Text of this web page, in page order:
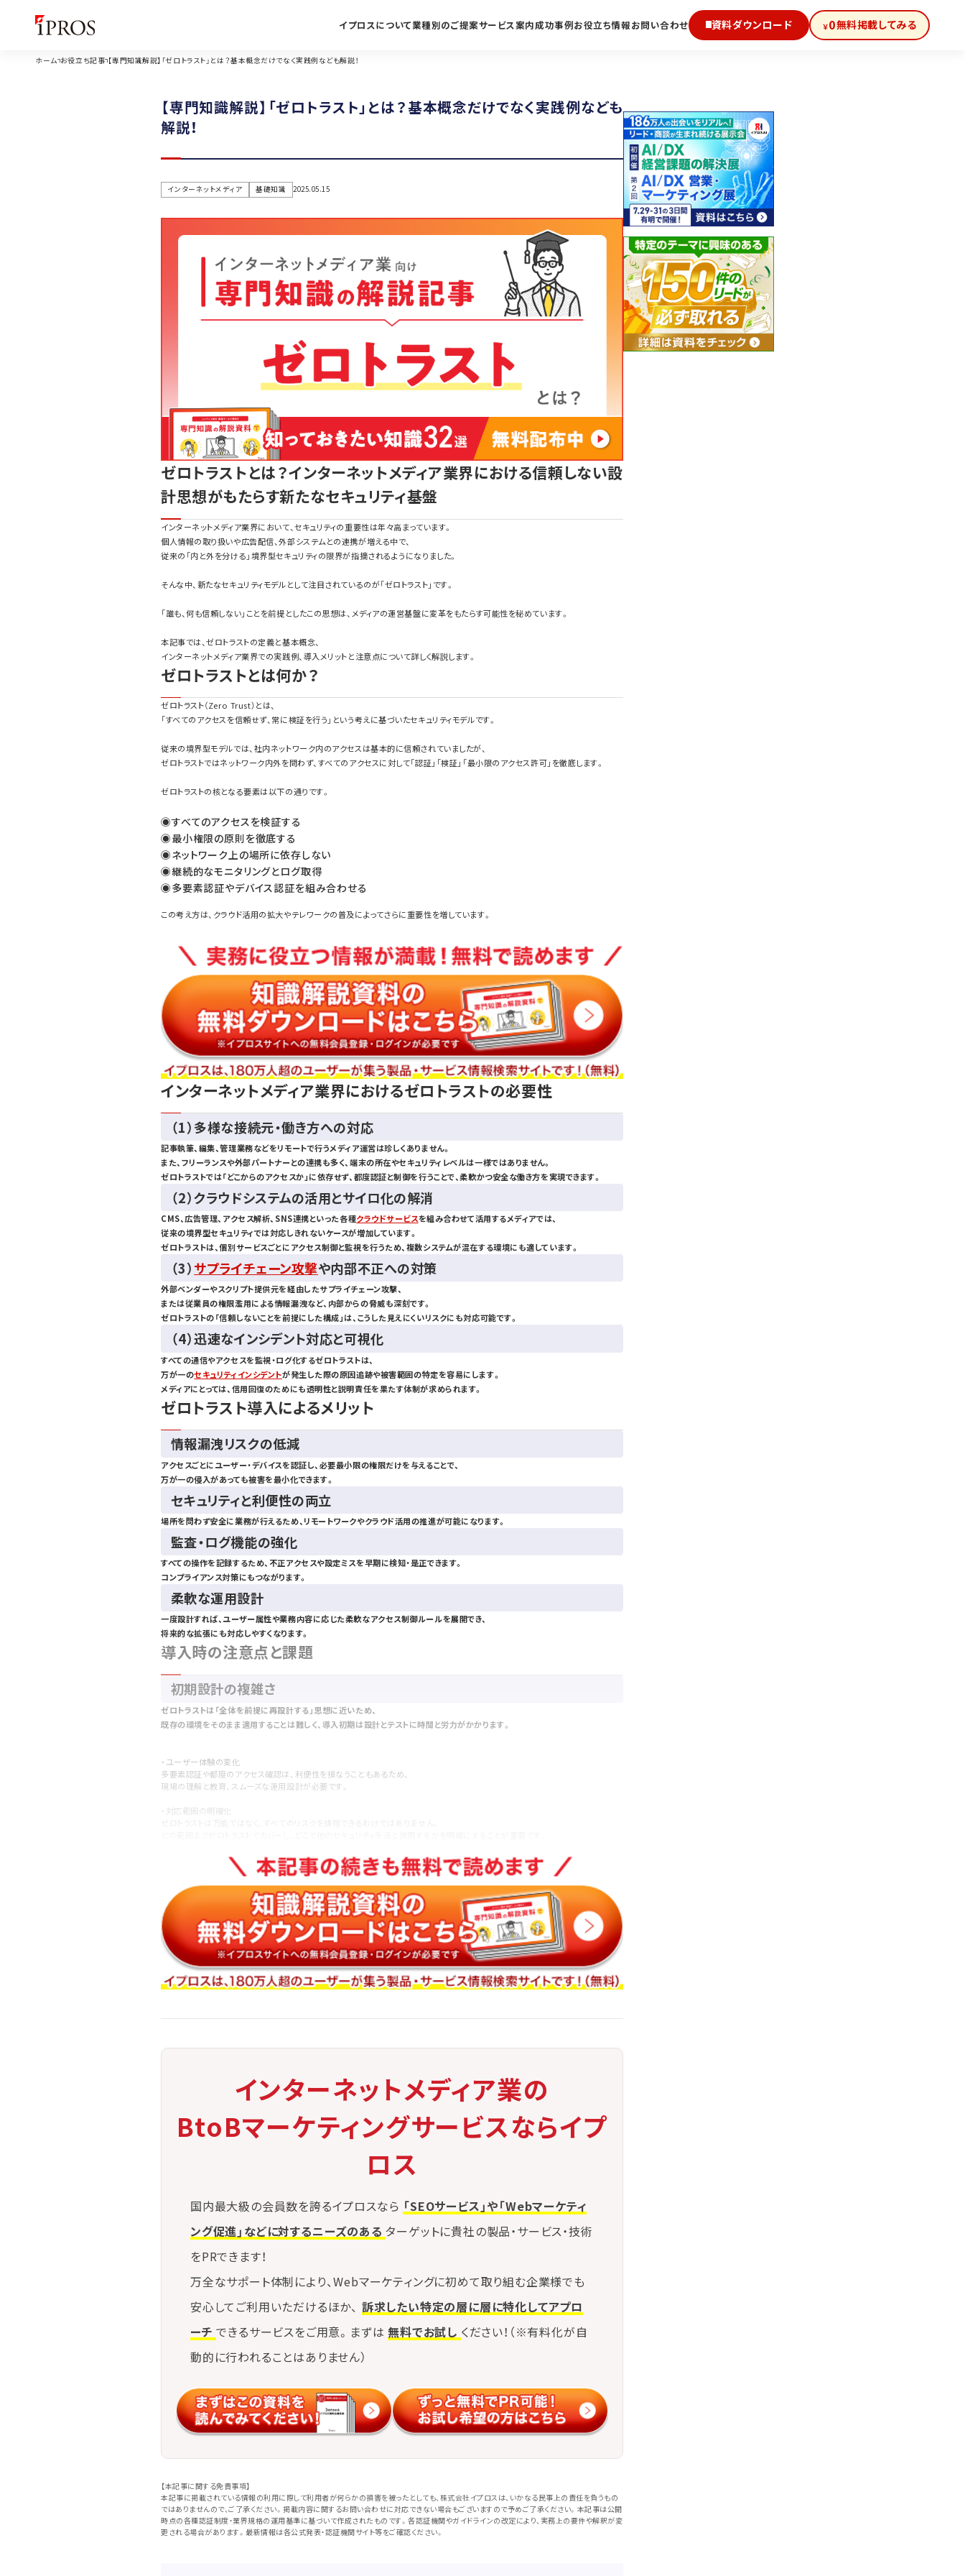
イプロスについて業種別のご提案サービス案内成功事例お役立ち情報お問い合わせ 資料ダウンロード ￥0無料掲載してみる
ホーム お役立ち記事 【専門知識解説】「ゼロトラスト」とは？基本概念だけでなく実践例なども解説！
【専門知識解説】「ゼロトラスト」とは？基本概念だけでなく実践例なども
解説！
インターネットメディア 基礎知識 2025.05.15
ゼロトラストとは？インターネットメディア業界における信頼しない設
計思想がもたらす新たなセキュリティ基盤
インターネットメディア業界において、セキュリティの重要性は年々高まっています。
個人情報の取り扱いや広告配信、外部システムとの連携が増える中で、
従来の「内と外を分ける」境界型セキュリティの限界が指摘されるようになりました。
そんな中、新たなセキュリティモデルとして注目されているのが「ゼロトラスト」です。
「誰も、何も信頼しない」ことを前提としたこの思想は、メディアの運営基盤に変革をもたらす可能性を秘めています。
本記事では、ゼロトラストの定義と基本概念、
インターネットメディア業界での実践例、導入メリットと注意点について詳しく解説します。
ゼロトラストとは何か？
ゼロトラスト（Zero Trust）とは、
「すべてのアクセスを信頼せず、常に検証を行う」という考えに基づいたセキュリティモデルです。
従来の境界型モデルでは、社内ネットワーク内のアクセスは基本的に信頼されていましたが、
ゼロトラストではネットワーク内外を問わず、すべてのアクセスに対して「認証」「検証」「最小限のアクセス許可」を徹底します。
ゼロトラストの核となる要素は以下の通りです。
◉すべてのアクセスを検証する
◉最小権限の原則を徹底する
◉ネットワーク上の場所に依存しない
◉継続的なモニタリングとログ取得
◉多要素認証やデバイス認証を組み合わせる
この考え方は、クラウド活用の拡大やテレワークの普及によってさらに重要性を増しています。
インターネットメディア業界におけるゼロトラストの必要性
（1）多様な接続元・働き方への対応
記事執筆、編集、管理業務などをリモートで行うメディア運営は珍しくありません。
また、フリーランスや外部パートナーとの連携も多く、端末の所在やセキュリティレベルは一様ではありません。
ゼロトラストでは「どこからのアクセスか」に依存せず、都度認証と制御を行うことで、柔軟かつ安全な働き方を実現できます。
（2）クラウドシステムの活用とサイロ化の解消
CMS、広告管理、アクセス解析、SNS連携といった各種クラウドサービスを組み合わせて活用するメディアでは、
従来の境界型セキュリティでは対応しきれないケースが増加しています。
ゼロトラストは、個別サービスごとにアクセス制御と監視を行うため、複数システムが混在する環境にも適しています。
（3）サプライチェーン攻撃や内部不正への対策
外部ベンダーやスクリプト提供元を経由したサプライチェーン攻撃、
または従業員の権限濫用による情報漏洩など、内部からの脅威も深刻です。
ゼロトラストの「信頼しないことを前提にした構成」は、こうした見えにくいリスクにも対応可能です。
（4）迅速なインシデント対応と可視化
すべての通信やアクセスを監視・ログ化するゼロトラストは、
万が一のセキュリティインシデントが発生した際の原因追跡や被害範囲の特定を容易にします。
メディアにとっては、信用回復のためにも透明性と説明責任を果たす体制が求められます。
ゼロトラスト導入によるメリット
情報漏洩リスクの低減
アクセスごとにユーザー・デバイスを認証し、必要最小限の権限だけを与えることで、
万が一の侵入があっても被害を最小化できます。
セキュリティと利便性の両立
場所を問わず安全に業務が行えるため、リモートワークやクラウド活用の推進が可能になります。
監査・ログ機能の強化
すべての操作を記録するため、不正アクセスや設定ミスを早期に検知・是正できます。
コンプライアンス対策にもつながります。
柔軟な運用設計
一度設計すれば、ユーザー属性や業務内容に応じた柔軟なアクセス制御ルールを展開でき、
将来的な拡張にも対応しやすくなります。
導入時の注意点と課題
初期設計の複雑さ
ゼロトラストは「全体を前提に再設計する」思想に近いため、
既存の環境をそのまま適用することは難しく、導入初期は設計とテストに時間と労力がかかります。
・ユーザー体験の変化
多要素認証や都度のアクセス確認は、利便性を損なうこともあるため、
現場の理解と教育、スムーズな運用設計が必要です。
・対応範囲の明確化
・コストとリソースのバランス
ゼロトラストの導入には一定の投資が必要となります。
段階的な導入とROIの測定を行い、コスト対効果を意識した取り組みが求められます。
インターネットメディア業の
BtoBマーケティングサービスならイプ
ロス
国内最大級の会員数を誇るイプロスなら 「SEOサービス」や「Webマーケティ
ング促進」などに対するニーズのあるターゲットに貴社の製品・サービス・技術
をPRできます！
万全なサポート体制により、Webマーケティングに初めて取り組む企業様でも
安心してご利用いただけるほか、 訴求したい特定の層に層に特化してアプロ
ーチできるサービスをご用意。まずは無料でお試し ください！（※有料化が自
動的に行われることはありません）
【本記事に関する免責事項】
本記事に掲載されている情報の利用に際して利用者が何らかの損害を被ったとしても、株式会社イプロスは、いかなる民事上の責任を負うもの
ではありませんので、ご了承ください。掲載内容に関するお問い合わせに対応できない場合もございますので予めご了承ください。本記事は公開
時点の各種認証制度・業界規格の運用基準に基づいて作成されたものです。各認証機関やガイドラインの改定により、実務上の要件や解釈が変
更される場合があります。最新情報は各公式発表・認証機関サイト等をご確認ください。